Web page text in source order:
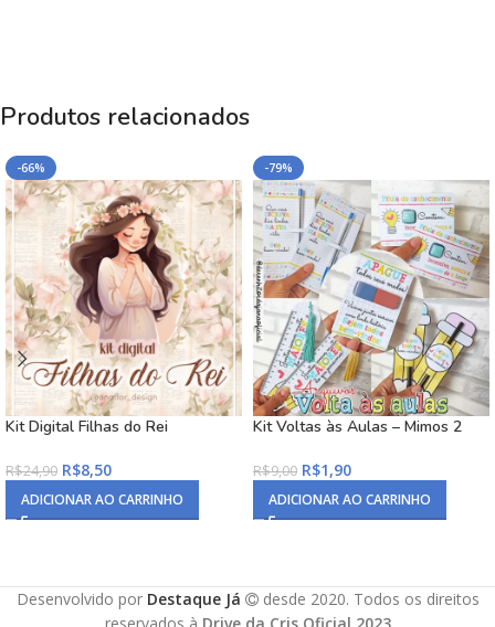
Produtos relacionados
-66%
Kit Digital Filhas do Rei
R$24,90 R$8,50
ADICIONAR AO CARRINHO
-79%
Kit Voltas às Aulas – Mimos 2
R$9,00 R$1,90
ADICIONAR AO CARRINHO
Desenvolvido por Destaque Já
desde 2020. Todos os direitos
reservados à Drive da Cris Oficial 2023